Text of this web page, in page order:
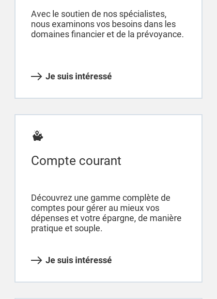
Avec le soutien de nos spécialistes,
nous examinons vos besoins dans les
domaines financier et de la prévoyance.
Je suis intéressé
Compte courant
Découvrez une gamme complète de
comptes pour gérer au mieux vos
dépenses et votre épargne, de manière
pratique et souple.
Je suis intéressé